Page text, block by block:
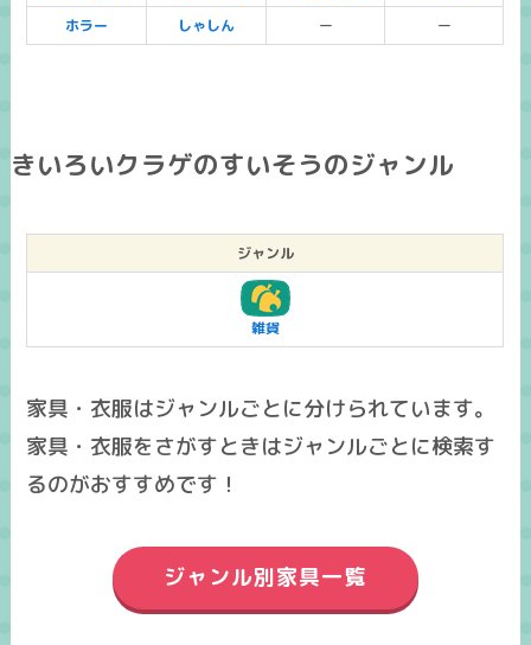
ホラー
しゃしん ー ー
きいろいクラゲのすいそうのジャンル
ジャンル
雑貨
家具・衣服はジャンルごとに分けられています。
家具・衣服をさがすときはジャンルごとに検索す
るのがおすすめです！
ジャンル別家具一覧